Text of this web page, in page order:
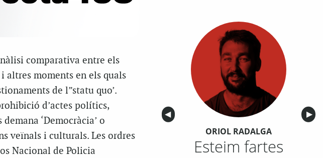
comparativa entre els
altres moments en els quals
de l”statu quo’.
d’actes polítics,
‘Democràcia’ o
veïnals i culturals. Les ordres
Nacional de Policia
Anterior
◀︎ ▶︎
ORIOL RADALGA
Esteim fartes